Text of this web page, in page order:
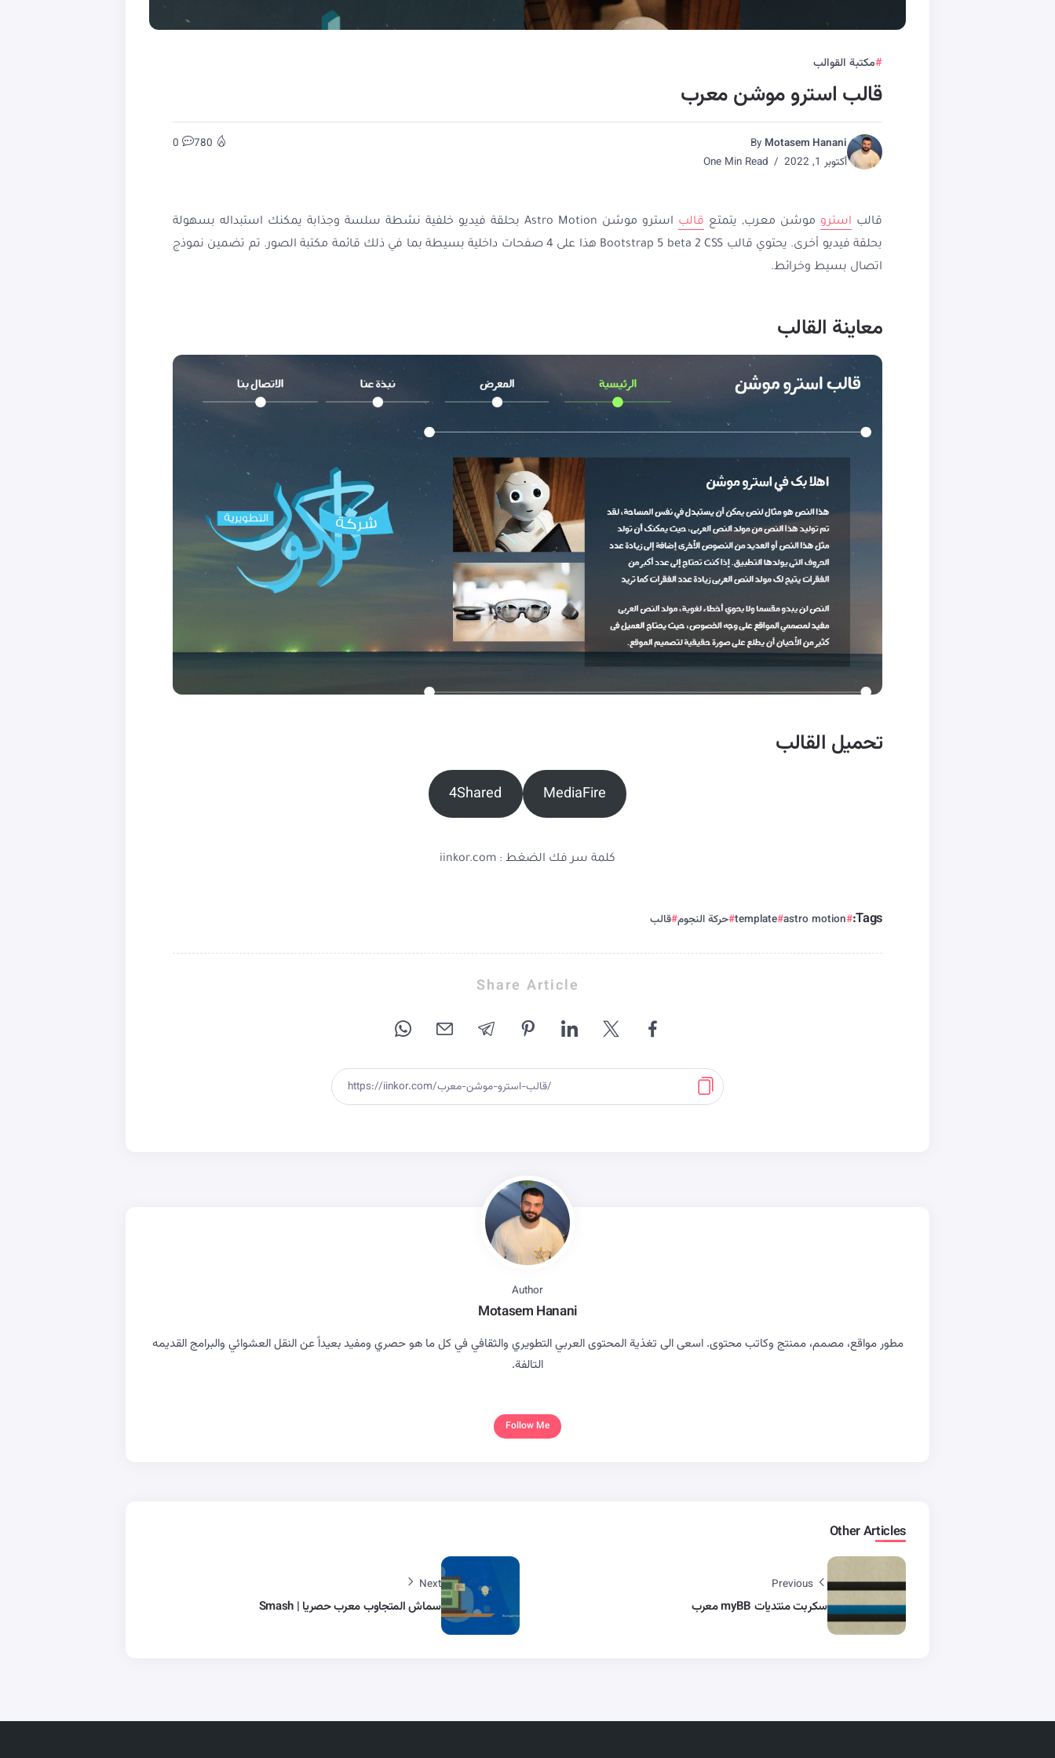
مكتبة القوالب
قالب استرو موشن معرب
By Motasem Hanani
أكتوبر 1, 2022
780
0
قالب استرو موشن معرب, يتمتع قالب
استرو موشن Astro Motion بحلقة فيديو خلفية نشطة سلسة وجذابة يمكنك استبداله بسهولة
بحلقة فيديو أخرى. يحتوي قالب Bootstrap 5 beta 2 CSS هذا على 4 صفحات داخلية بسيطة بما في ذلك قائمة مكتبة الصور. تم تضمين نموذج
اتصال بسيط وخرائط.
معاينة القالب
تحميل القالب
MediaFire
4Shared
كلمة سر فك الضغط : iinkor.com
Tags:
astro motion
template حركة النجوم قالب
Share Article
Author
Motasem Hanani
مطور مواقع، مصمم، ممنتج وكاتب محتوى. اسعى الى تغذية المحتوى العربي التطويري والثقافي في كل ما هو حصري ومفيد بعيداً عن النقل العشوائي والبرامج القديمه
التالفة.
Follow Me
Other Articles
Previous
سكربت منتديات myBB معرب
Next
سماش المتجاوب معرب حصريا | Smash